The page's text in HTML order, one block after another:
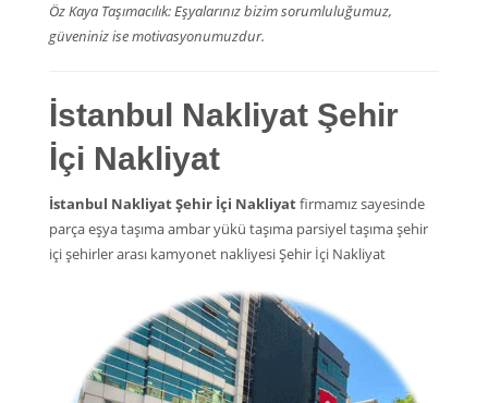
Öz Kaya Taşımacılık: Eşyalarınız bizim sorumluluğumuz,
güveniniz ise motivasyonumuzdur.
İstanbul Nakliyat Şehir
İçi Nakliyat
İstanbul Nakliyat Şehir İçi Nakliyatfirmamız sayesinde
parça eşya taşıma ambar yükü taşıma parsiyel taşıma şehir
içi şehirler arası kamyonet nakliyesi Şehir İçi Nakliyat